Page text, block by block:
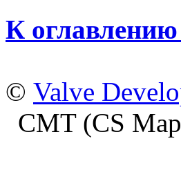
К
© Valve
CMT (CS